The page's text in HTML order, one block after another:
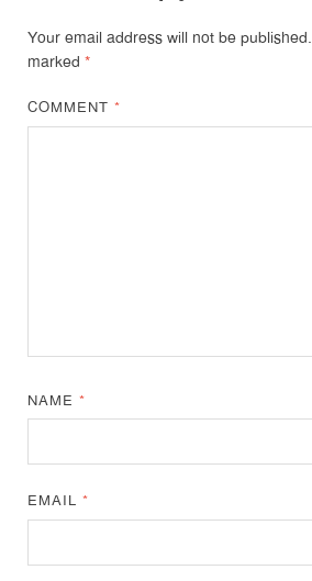
Your email address will not be published.
marked *
COMMENT*
NAME*
EMAIL*